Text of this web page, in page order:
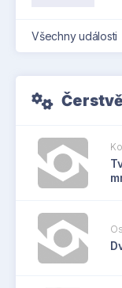
Všechny události